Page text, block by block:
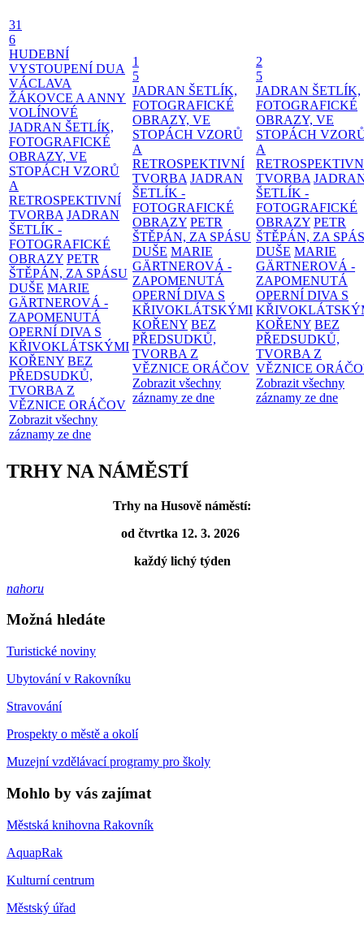
31
6
HUDEBNÍ
VYSTOUPENÍ DUA
VÁCLAVA
ŽÁKOVCE A ANNY
VOLÍNOVÉ
JADRAN ŠETLÍK,
FOTOGRAFICKÉ
OBRAZY, VE
STOPÁCH VZORŮ
A
RETROSPEKTIVNÍ
TVORBA JADRAN
ŠETLÍK -
FOTOGRAFICKÉ
OBRAZY PETR
ŠTĚPÁN, ZA SPÁSU
DUŠE MARIE
GÄRTNEROVÁ -
ZAPOMENUTÁ
OPERNÍ DIVA S
KŘIVOKLÁTSKÝMI
KOŘENY BEZ
PŘEDSUDKŮ,
TVORBA Z
VĚZNICE ORÁČOV
Zobrazit všechny
záznamy ze dne
1
5
JADRAN ŠETLÍK,
FOTOGRAFICKÉ
OBRAZY, VE
STOPÁCH VZORŮ
A
RETROSPEKTIVNÍ
TVORBA JADRAN
ŠETLÍK -
FOTOGRAFICKÉ
OBRAZY PETR
ŠTĚPÁN, ZA SPÁSU
DUŠE MARIE
GÄRTNEROVÁ -
ZAPOMENUTÁ
OPERNÍ DIVA S
KŘIVOKLÁTSKÝMI
KOŘENY BEZ
PŘEDSUDKŮ,
TVORBA Z
VĚZNICE ORÁČOV
Zobrazit všechny
záznamy ze dne
2
5
JADRAN ŠETLÍK,
FOTOGRAFICKÉ
OBRAZY, VE
STOPÁCH
A
TVORBA
ŠETLÍK -
FOTOGRAFICKÉ
OBRAZY PETR
ŠTĚPÁN, ZA
DUŠE MARIE
GÄRTNEROVÁ -
ZAPOMENUTÁ
OPERNÍ DIVA S
KOŘENY BEZ
PŘEDSUDKŮ,
TVORBA Z
VĚZNICE
Zobrazit všechny
záznamy ze dne
TRHY NA NÁMĚSTÍ
Trhy na Husově náměstí:
od čtvrtka 12. 3. 2026
každý lichý týden
nahoru
Možná hledáte
Turistické noviny
Ubytování v Rakovníku
Stravování
Prospekty o městě a okolí
Muzejní vzdělávací programy pro školy
Mohlo by vás zajímat
Městská knihovna Rakovník
AquapRak
Kulturní centrum
Městský úřad